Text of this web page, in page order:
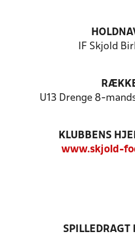
IF Skjold
U13 Drenge 8-
KLUBBENS
www.skjold-
SPILLEDRAGT